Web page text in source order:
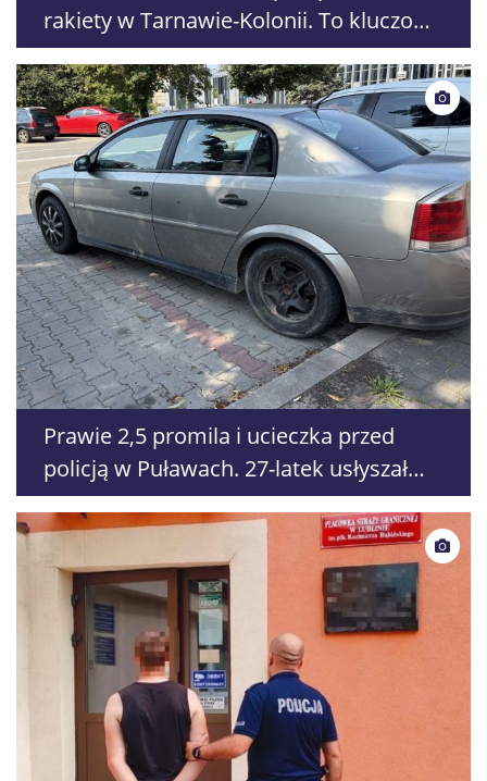
rakiety w Tarnawie-Kolonii. To kluczowy
krok do wypłaty odszkodowań dla
rolników
Prawie 2,5 promila i ucieczka przed
policją w Puławach. 27-latek usłyszał
zarzuty